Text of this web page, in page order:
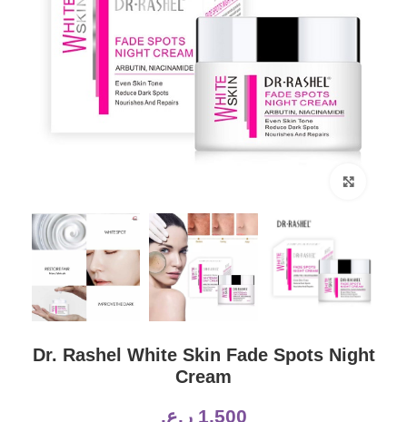
Dr. Rashel White Skin Fade Spots Night
Cream
1,500 ر.ع.